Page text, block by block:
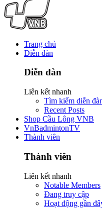
Trang chủ
Diễn đàn
Diễn đàn
Liên kết nhanh
Tìm kiếm diễn
Recent Posts
Shop Cầu Lông VNB
VnBadmintonTV
Thành viên
Thành viên
Liên kết nhanh
Notable Members
Đang truy cập
Hoạt động gần